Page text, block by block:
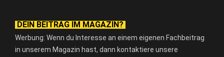
DEIN BEITRAG IM MAGAZIN?
Werbung: Wenn du Interesse an einem eigenen Fachbeitrag
in unserem Magazin hast, dann kontaktiere unsere